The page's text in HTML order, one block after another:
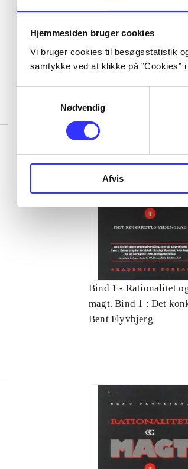
Hjemmesiden bruger cookies
Vi bruger cookies til besøgsstatistik
samtykke ved at klikke på ”Cookies”
Nødvendig
Afvis
...
...
Bind 1 - Rationalitet
magt. Bind 1 : Det
videnskab
Bent Flyvbjerg